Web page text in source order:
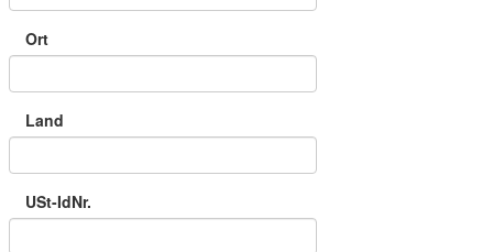
Ort
Land
USt-IdNr.